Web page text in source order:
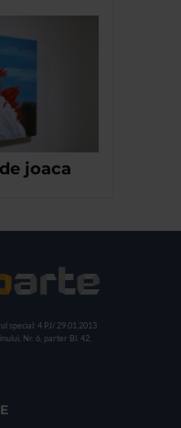
joaca
special: 4 PJ/ 29.01.2013
Nr. 6, parter Bl. 42,